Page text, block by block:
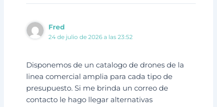
Fred
24 de julio de 2026 a las 23:52
Disponemos de un catalogo de drones de la
linea comercial amplia para cada tipo de
presupuesto. Si me brinda un correo de
contacto le hago llegar alternativas